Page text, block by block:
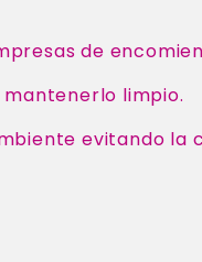
de
limpio.
evitando